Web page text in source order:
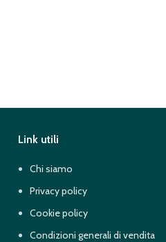
Link utili
Chi siamo
Privacy policy
Cookie policy
Condizioni generali di vendita